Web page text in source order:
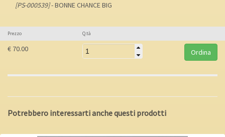
[PS-000539]- BONNE CHANCE BIG
Prezzo Q.tà
€ 70.00
Potrebbero interessarti anche questi prodotti